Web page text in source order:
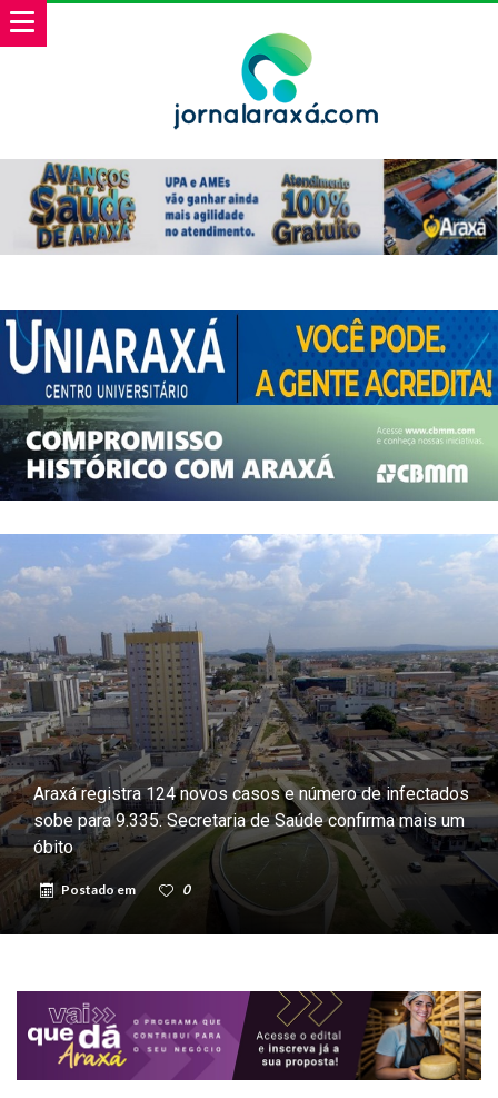
Araxá registra 124 novos casos e número de infectados
sobe para 9.335. Secretaria de Saúde confirma mais um
óbito
Postado em 0